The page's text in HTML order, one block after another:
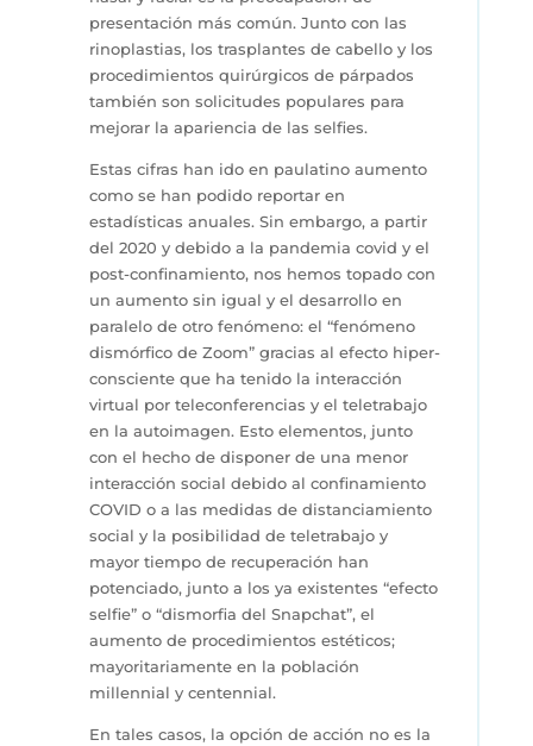
presentación más común. Junto con las
rinoplastias, los trasplantes de cabello y los
procedimientos quirúrgicos de párpados
también son solicitudes populares para
mejorar la apariencia de las selfies.
Estas cifras han ido en paulatino aumento
como se han podido reportar en
estadísticas anuales. Sin embargo, a partir
del 2020 y debido a la pandemia covid y el
post-confinamiento, nos hemos topado con
un aumento sin igual y el desarrollo en
paralelo de otro fenómeno: el “fenómeno
dismórfico de Zoom” gracias al efecto hiper-
consciente que ha tenido la interacción
virtual por teleconferencias y el teletrabajo
en la autoimagen. Esto elementos, junto
con el hecho de disponer de una menor
interacción social debido al confinamiento
COVID o a las medidas de distanciamiento
social y la posibilidad de teletrabajo y
mayor tiempo de recuperación han
potenciado, junto a los ya existentes “efecto
selfie” o “dismorfia del Snapchat”, el
aumento de procedimientos estéticos;
mayoritariamente en la población
millennial y centennial.
En tales casos, la opción de acción no es la